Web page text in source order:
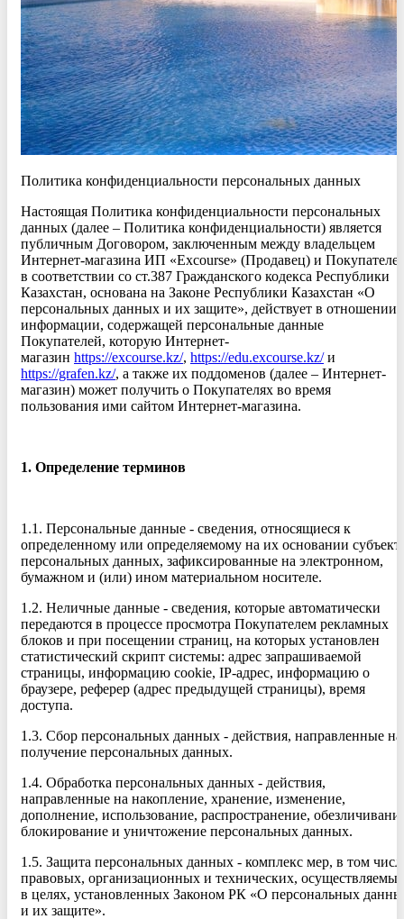
Политика конфиденциальности персональных данных
Настоящая Политика конфиденциальности персональных
данных (далее – Политика конфиденциальности) является
публичным Договором, заключенным между владельцем
Интернет-магазина ИП «Excourse» (Продавец) и
в соответствии со ст.387 Гражданского кодекса Республики
Казахстан, основана на Законе Республики Казахстан «О
персональных данных и их защите», действует в отношении
информации, содержащей персональные данные
Покупателей, которую Интернет-
магазин https://excourse.kz/, https://edu.excourse.kz/и
https://grafen.kz/, а также их поддоменов (далее – Интернет-
магазин) может получить о Покупателях во время
пользования ими сайтом Интернет-магазина.
1. Определение терминов
1.1. Персональные данные - сведения, относящиеся к
определенному или определяемому на их основании
персональных данных, зафиксированные на электронном,
бумажном и (или) ином материальном носителе.
1.2. Неличные данные - сведения, которые автоматически
передаются в процессе просмотра Покупателем рекламных
блоков и при посещении страниц, на которых установлен
статистический скрипт системы: адрес запрашиваемой
страницы, информацию cookie, IP-адрес, информацию о
браузере, реферер (адрес предыдущей страницы), время
доступа.
1.3. Сбор персональных данных - действия, направленные на
получение персональных данных.
1.4. Обработка персональных данных - действия,
направленные на накопление, хранение, изменение,
дополнение, использование, распространение,
блокирование и уничтожение персональных данных.
1.5. Защита персональных данных - комплекс мер, в том
правовых, организационных и технических, осуществляемых
в целях, установленных Законом РК «О персональных
и их защите».